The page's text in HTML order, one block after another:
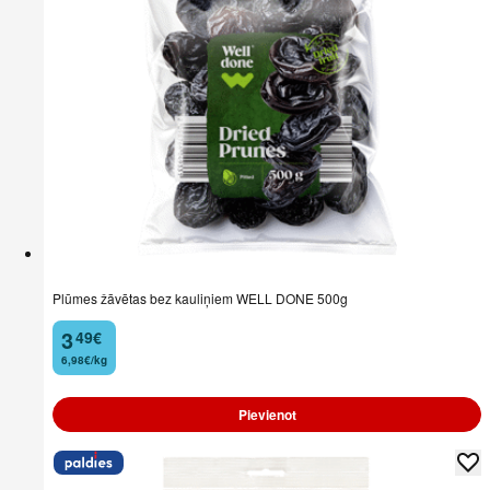
Plūmes žāvētas bez kauliņiem WELL DONE 500g
3
. 49€
6,98€/kg
Pievienot